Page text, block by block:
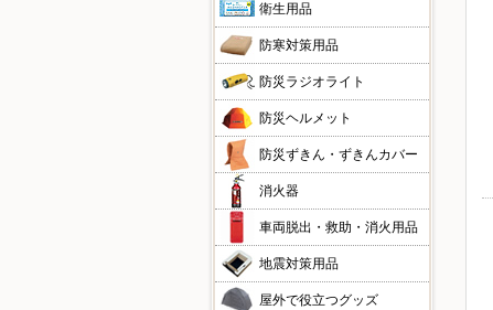
衛生用品
防寒対策用品
防災ラジオライト
防災ヘルメット
防災ずきん・ずきんカバー
消火器
車両脱出・救助・消火用品
地震対策用品
屋外で役立つグッズ